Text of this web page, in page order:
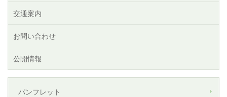
交通案内
お問い合わせ
公開情報
パンフレット